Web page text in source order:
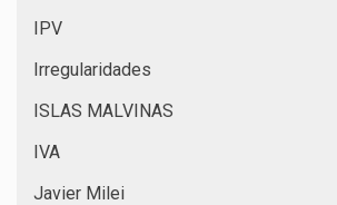
IPV
Irregularidades
ISLAS MALVINAS
IVA
Javier Milei